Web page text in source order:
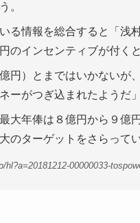
。
る情報を総合すると「浅
のインセンティブが付く
円）とまではいかないが
ーがつぎ込まれたようだ
大年俸は８億円から９
のターゲットをさらって
00000033-